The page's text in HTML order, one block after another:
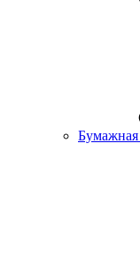
Бумажная